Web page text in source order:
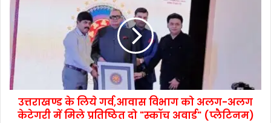
उत्तराखण्ड के लिये गर्व,आवास विभाग को अलग-अलग
केटेगरी में मिले प्रतिष्ठित दो "स्कॉच अवार्ड" (प्लैटिनम)